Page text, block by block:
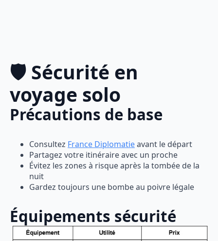
🛡️ Sécurité en
voyage solo
Précautions de base
Consultez France Diplomatieavant le départ
Partagez votre itinéraire avec un proche
Évitez les zones à risque après la tombée de la
nuit
Gardez toujours une bombe au poivre légale
Équipements sécurité